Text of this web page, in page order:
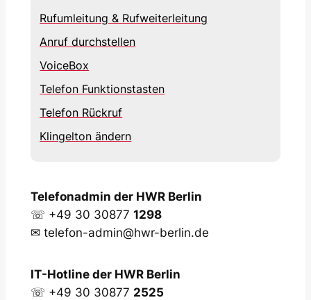
Rufumleitung & Rufweiterleitung
Anruf durchstellen
VoiceBox
Telefon Funktionstasten
Telefon Rückruf
Klingelton ändern
Telefonadmin der HWR Berlin
☏ +49 30 30877 1298
✉ telefon-admin@hwr-berlin.de
IT-Hotline der HWR Berlin
☏ +49 30 30877 2525